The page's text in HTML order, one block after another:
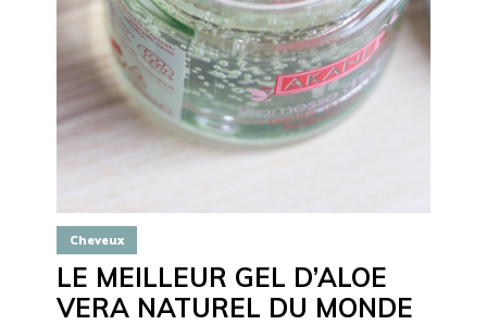
Cheveux
LE MEILLEUR GEL D’ALOE
VERA NATUREL DU MONDE